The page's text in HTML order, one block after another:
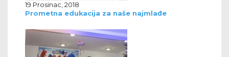
19 Prosinac, 2018
Prometna edukacija za naše najmlađe